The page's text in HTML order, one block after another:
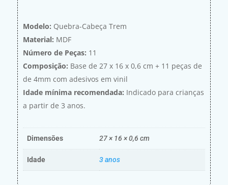
Modelo: Quebra-Cabeça Trem
Material: MDF
Número de Peças: 11
Composição: Base de 27 x 16 x 0,6 cm + 11 peças de
de 4mm com adesivos em vinil
Idade mínima recomendada: Indicado para crianças
a partir de 3 anos.
Dimensões 27 × 16 × 0,6 cm
Idade 3 anos